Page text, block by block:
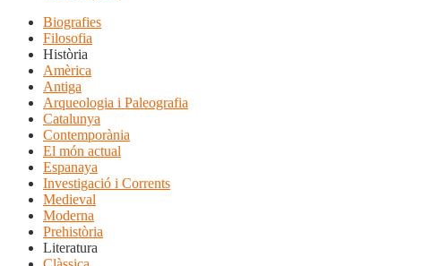
Biografies
Filosofia
Història
Amèrica
Antiga
Arqueologia i Paleografia
Catalunya
Contemporània
El món actual
Espanaya
Investigació i Corrents
Medieval
Moderna
Prehistòria
Literatura